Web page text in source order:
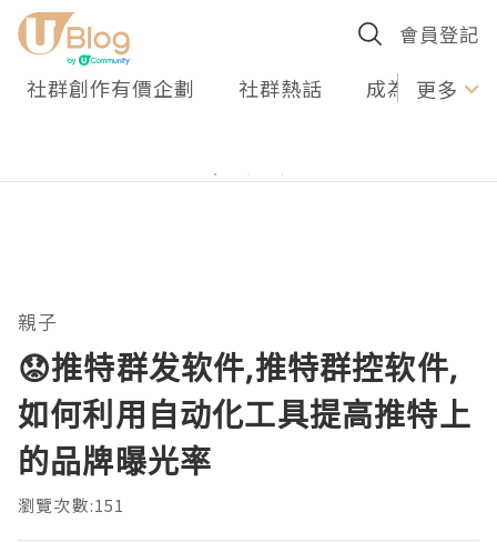
會員登記
社群創作有價企劃 社群熱話 成為U更多
親子
😟推特群发软件,推特群控软件,
如何利用自动化工具提高推特上
的品牌曝光率
瀏覽次數:151